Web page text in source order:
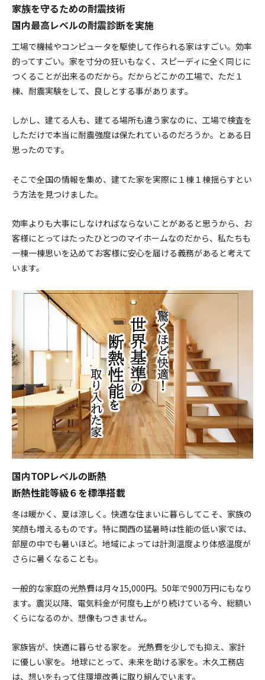
家族を守るための耐震技術
国内最高レベルの耐震診断を実施
工場で機械やコンピュータを駆使して作られる家はすごい。効率
的ってすごい。家を寸分の狂いもなく、スピーディに全く同じに
つくることが出来るのだから。だからどこかの工場で、ただ１
棟、耐震実験をして、良しとする事があります。
しかし、建てる人も、建てる場所も違う家なのに、工場で検査を
しただけで本当に耐震強度は保たれているのだろうか。とある日
思ったのです。
そこで全国の情報を集め、建てた家を実際に１棟１棟揺らすとい
う方法を見つけました。
効率よりも大事にしなければならないことがあると思うから、お
客様にとってはたったひとつのマイホームなのだから、私たちも
一棟一棟思いを込めてお客様に安心を届ける義務があると考えて
います。
国内TOPレベルの断熱
断熱性能等級６を標準搭載
冬は暖かく、夏は涼しく。快適な住まいに暮らしてこそ、家族の
笑顔も増えるものです。特に関西の猛暑時は性能の低い家では、
部屋の中でも暑いほど。地域によっては計測温度より体感温度が
さらに暑くなることも。
一般的な家庭の光熱費は月々15,000円。50年で900万円にもなり
ます。震災以降、電気料金が何度も上がり続けている今、総額い
くらになるのか、想像もつきません。
家族皆が、快適に暮らせる家を。 光熱費を少しでも抑え、家計
に優しい家を。 地球にとって、未来を助ける家を。木久工務店
は、想いをもって住環境改善に取り組んでいます。